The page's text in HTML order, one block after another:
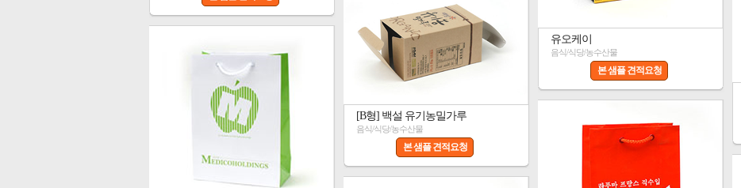
[B형] 백설 유기농밀가루
음식/식당/농수산물
본 샘플 견적요청
유오케이
음식/식당/농수산물
본 샘플 견적요청